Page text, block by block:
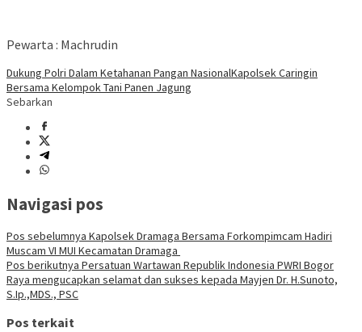
Pewarta : Machrudin
Dukung Polri Dalam Ketahanan Pangan NasionalKapolsek Caringin
Bersama Kelompok Tani Panen Jagung
Sebarkan
Navigasi pos
Pos sebelumnya Kapolsek Dramaga Bersama Forkompimcam Hadiri
Muscam VI MUI Kecamatan Dramaga
Pos berikutnya Persatuan Wartawan Republik Indonesia PWRI Bogor
Raya mengucapkan selamat dan sukses kepada Mayjen Dr. H.Sunoto,
S.Ip.,MDS., PSC
Pos terkait